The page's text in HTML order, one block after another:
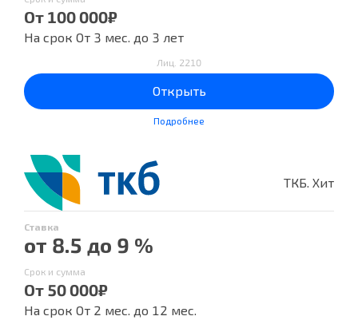
От 100 000₽
На срок От 3 мес. до 3 лет
Лиц. 2210
Открыть
Подробнее
ТКБ. Хит
Ставка
от 8.5 до 9 %
Срок и сумма
От 50 000₽
На срок От 2 мес. до 12 мес.